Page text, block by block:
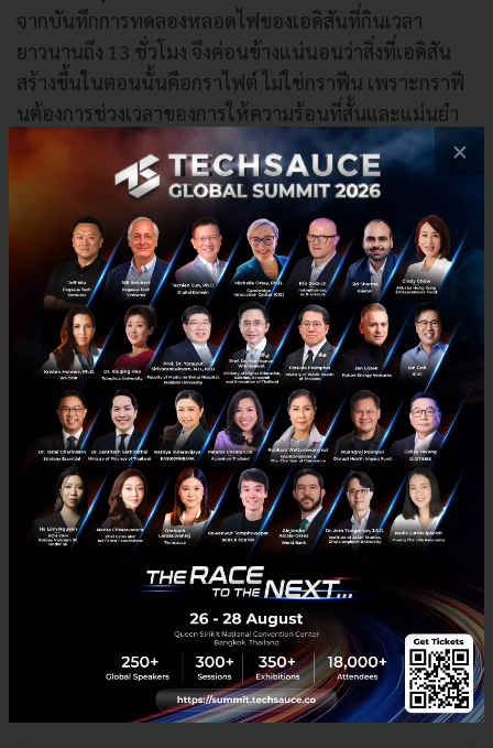
จากบันทึกการทดลองหลอดไฟของเอดิสันที่กินเวลา
ยาวนานถึง 13 ชั่วโมง จึงค่อนข้างแน่นอนว่าสิ่งที่เอดิสัน
สร้างขึ้นในตอนนั้นคือกราไฟต์ ไม่ใช่กราฟีน เพราะกราฟี
นต้องการช่วงเวลาของการให้ความร้อนที่สั้นและแม่นยำ
ถึงกระนั้น การทดลองของเอ็ดดี้ไม่เพียงแค่นำเสนอวิธีการ
ใหม่ในการผลิตคาร์บอนหลากหลายรูปแบบที่จะนำไปสู่
นวัตกรรมปฏิวัติโลกในศตวรรษที่ 21 เท่านั้น แต่ยังเป็น
เครื่องยืนยันว่านวัตกรรมของเอดิสันที่มีอายุกว่าศตวรรษ
ยังคงมีสิ่งใหม่ๆ ให้เราได้เรียนรู้ หากสิทธิบัตรหลอดไฟ
เพียงใบเดียวสามารถเปิดทางสู่วิธีการสร้างกราฟีนแบบ
ใหม่ได้ ก็ชวนให้ตั้งคำถามว่า ในบรรดาสิทธิบัตรอีกกว่า
1,000 รายการภายใต้ชื่อของโทมัส เอดิสัน นั้น ยังมีความ
ลับทางวิทยาศาสตร์หรือนวัตกรรมเปลี่ยนโลกอะไรอีกบ้าง
ที่รอคอยการค้นพบ บางทีสิ่งประดิษฐ์แปลกๆ ในอดีตอาจ
กำลังกุมความลับทางเคมีบางอย่างที่จะเป็นกุญแจสำคัญสู่
อนาคตของเราก็เป็นได้
Popular Mechanic
Graphene Technology Innovation Thomas Edison
×